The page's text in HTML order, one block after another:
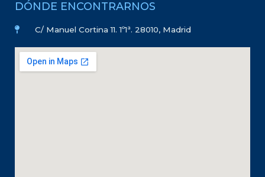
DÓNDE ENCONTRARNOS
C/ Manuel Cortina 11. 1º1ª. 28010, Madrid